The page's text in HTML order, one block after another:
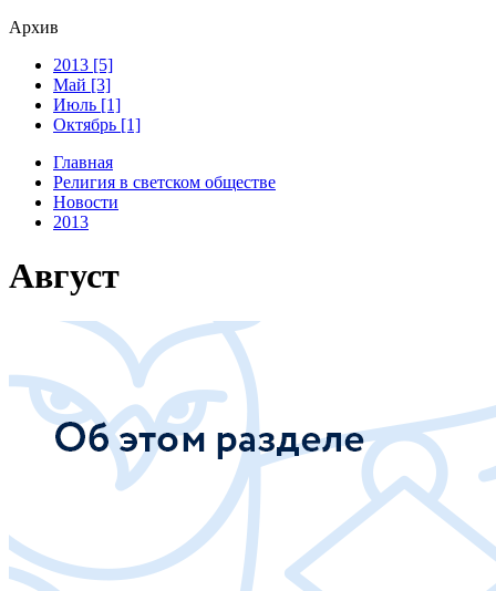
Архив
2013 [5]
Май [3]
Июль [1]
Октябрь [1]
Главная
Религия в светском обществе
Новости
2013
Август